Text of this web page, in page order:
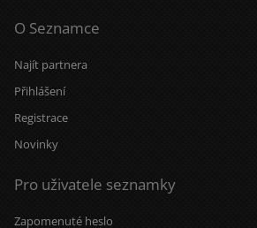
O Seznamce
Najít partnera
Přihlášení
Registrace
Novinky
Pro uživatele seznamky
Zapomenuté heslo